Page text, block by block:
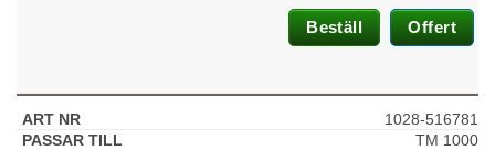
Beställ Offert
1028-516781
TM 1000